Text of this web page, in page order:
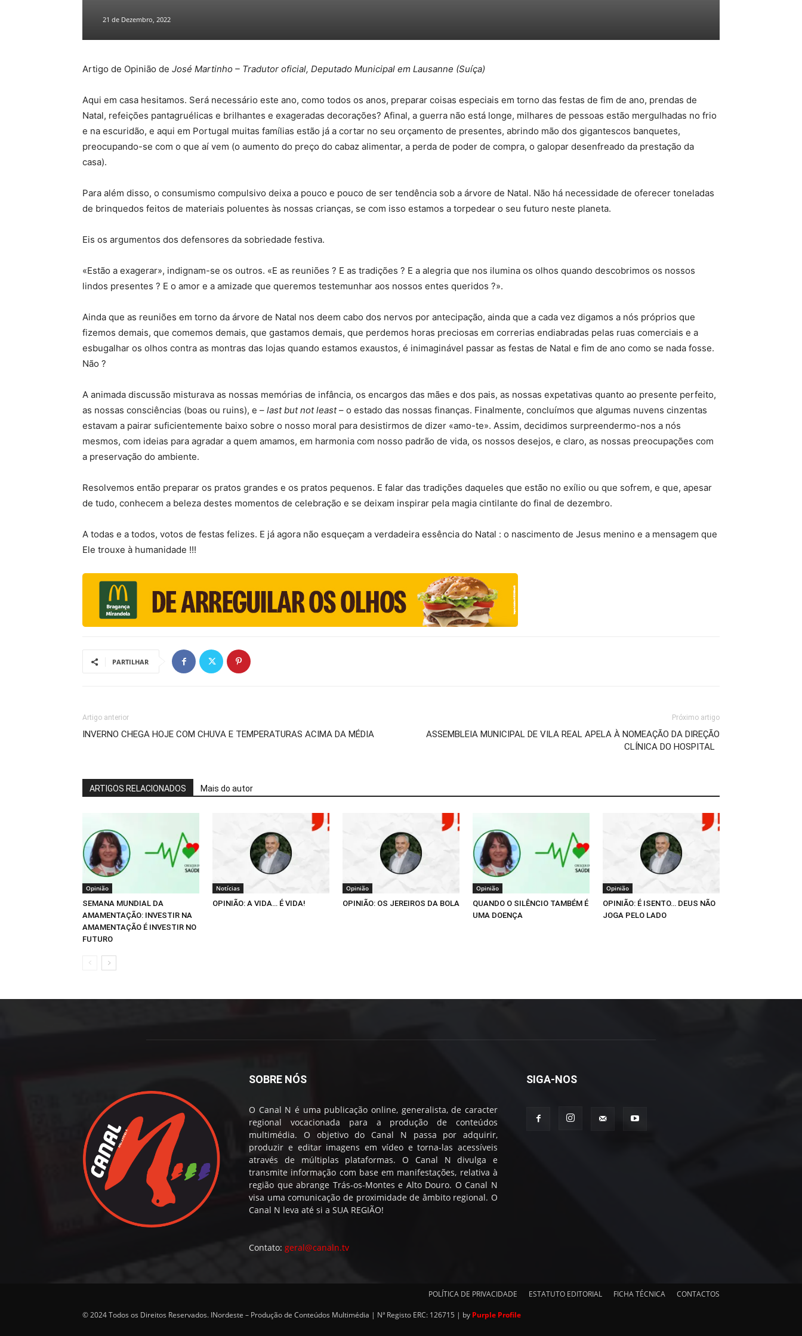
21 de Dezembro, 2022
Artigo de Opinião de José Martinho – Tradutor oficial, Deputado Municipal em Lausanne (Suíça)
Aqui em casa hesitamos. Será necessário este ano, como todos os anos, preparar coisas especiais em torno das festas de fim de ano, prendas de
Natal, refeições pantagruélicas e brilhantes e exageradas decorações? Afinal, a guerra não está longe, milhares de pessoas estão mergulhadas no frio
e na escuridão, e aqui em Portugal muitas famílias estão já a cortar no seu orçamento de presentes, abrindo mão dos gigantescos banquetes,
preocupando-se com o que aí vem (o aumento do preço do cabaz alimentar, a perda de poder de compra, o galopar desenfreado da prestação da
casa).
Para além disso, o consumismo compulsivo deixa a pouco e pouco de ser tendência sob a árvore de Natal. Não há necessidade de oferecer toneladas
de brinquedos feitos de materiais poluentes às nossas crianças, se com isso estamos a torpedear o seu futuro neste planeta.
Eis os argumentos dos defensores da sobriedade festiva.
«Estão a exagerar», indignam-se os outros. «E as reuniões ? E as tradições ? E a alegria que nos ilumina os olhos quando descobrimos os nossos
lindos presentes ? E o amor e a amizade que queremos testemunhar aos nossos entes queridos ?».
Ainda que as reuniões em torno da árvore de Natal nos deem cabo dos nervos por antecipação, ainda que a cada vez digamos a nós próprios que
fizemos demais, que comemos demais, que gastamos demais, que perdemos horas preciosas em correrias endiabradas pelas ruas comerciais e a
esbugalhar os olhos contra as montras das lojas quando estamos exaustos, é inimaginável passar as festas de Natal e fim de ano como se nada fosse.
Não ?
A animada discussão misturava as nossas memórias de infância, os encargos das mães e dos pais, as nossas expetativas quanto ao presente perfeito,
as nossas consciências (boas ou ruins), e – last but not least– o estado das nossas finanças. Finalmente, concluímos que algumas nuvens cinzentas
estavam a pairar suficientemente baixo sobre o nosso moral para desistirmos de dizer «amo-te». Assim, decidimos surpreendermo-nos a nós
mesmos, com ideias para agradar a quem amamos, em harmonia com nosso padrão de vida, os nossos desejos, e claro, as nossas preocupações com
a preservação do ambiente.
Resolvemos então preparar os pratos grandes e os pratos pequenos. E falar das tradições daqueles que estão no exílio ou que sofrem, e que, apesar
de tudo, conhecem a beleza destes momentos de celebração e se deixam inspirar pela magia cintilante do final de dezembro.
A todas e a todos, votos de festas felizes. E já agora não esqueçam a verdadeira essência do Natal : o nascimento de Jesus menino e a mensagem que
Ele trouxe à humanidade !!!
PARTILHAR
Artigo anterior
INVERNO CHEGA HOJE COM CHUVA E TEMPERATURAS ACIMA DA MÉDIA
Próximo artigo
ASSEMBLEIA MUNICIPAL DE VILA REAL APELA À NOMEAÇÃO DA DIREÇÃO
CLÍNICA DO HOSPITAL
ARTIGOS RELACIONADOS Mais do autor
Opinião
SEMANA MUNDIAL DA
AMAMENTAÇÃO: INVESTIR NA
AMAMENTAÇÃO É INVESTIR NO
FUTURO
Notícias
OPINIÃO: A VIDA… É VIDA!
Opinião
OPINIÃO: OS JEREIROS DA BOLA
Opinião
QUANDO O SILÊNCIO TAMBÉM É
UMA DOENÇA
Opinião
OPINIÃO: É ISENTO… DEUS NÃO
JOGA PELO LADO
SOBRE NÓS
O Canal N é uma publicação online, generalista, de caracter
regional vocacionada para a produção de conteúdos
multimédia. O objetivo do Canal N passa por adquirir,
produzir e editar imagens em vídeo e torna-las acessíveis
através de múltiplas plataformas. O Canal N divulga e
transmite informação com base em manifestações, relativa à
região que abrange Trás-os-Montes e Alto Douro. O Canal N
visa uma comunicação de proximidade de âmbito regional. O
Canal N leva até si a SUA REGIÃO!
Contato: geral@canaln.tv
SIGA-NOS
POLÍTICA DE PRIVACIDADE ESTATUTO EDITORIAL FICHA TÉCNICA CONTACTOS
© 2024 Todos os Direitos Reservados. INordeste – Produção de Conteúdos Multimédia | Nª Registo ERC: 126715 | by Purple Profile